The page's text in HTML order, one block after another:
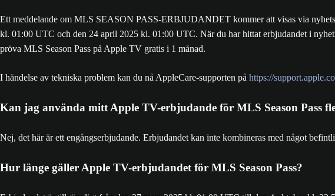
Ett meddelande om MLS SEASON PASS-ERBJUDANDET kommer att visas via
kl. 01:00 UTC och den 24 april 2025 kl. 01:00 UTC. När du har hittat erbjudandet i
pröva MLS Season Pass på Apple TV gratis i 1 månad.
I händelse av tekniska problem kan du nå AppleCare-supporten på https://
Kan jag använda mitt Apple TV-erbjudande för MLS Season Pass
Nej, det här är ett engångserbjudande. Erbjudandet kan inte kombineras med något
Hur länge gäller Apple TV-erbjudandet för MLS Season Pass?